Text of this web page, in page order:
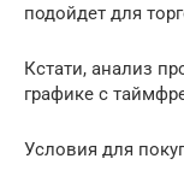
подойдет для
Кстати, анализ
графике с
Условия для